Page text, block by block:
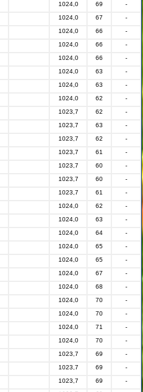
1024,0 69
-
1024,0 67
-
1024,0 66
-
1024,0 66
-
1024,0 66
-
1024,0 63
-
1024,0 63
-
1024,0 62
-
1023,7 62
-
1023,7 63
-
1023,7 62
-
1023,7 61
-
1023,7 60
-
1023,7 60
-
1023,7 61
-
1024,0 62
-
1024,0 63
-
1024,0 64
-
1024,0 65
-
1024,0 65
-
1024,0 67
-
1024,0 68
-
1024,0 70
-
1024,0 70
-
1024,0 71
-
1024,0 70
-
1023,7 69
-
1023,7 69
-
1023,7 69
-